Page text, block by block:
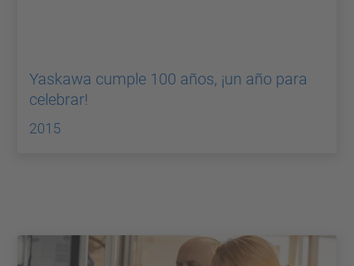
Yaskawa cumple 100 años, ¡un año para
celebrar!
2015